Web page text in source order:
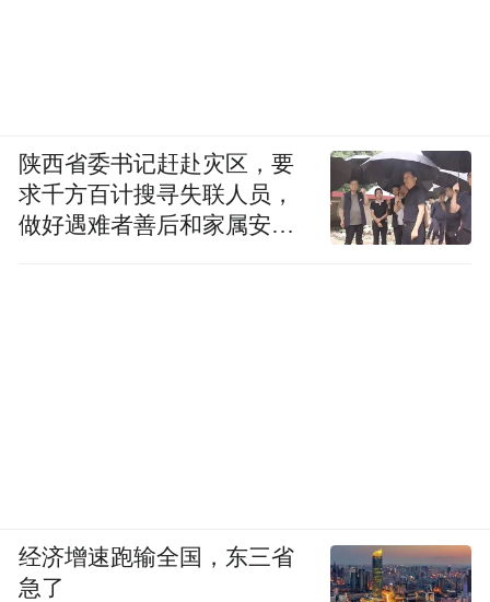
陕西省委书记赶赴灾区，要
求千方百计搜寻失联人员，
做好遇难者善后和家属安抚
经济增速跑输全国，东三省
急了